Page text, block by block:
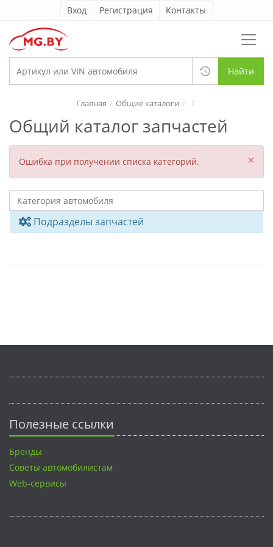
Вход Регистрация Контакты
Найти
Общий каталог запчастей
Главная Общие каталоги
Ошибка при получении списка категорий. ×
Подразделы запчастей
Полезные ссылки
Бренды
Советы автомобилистам
Web-сервисы